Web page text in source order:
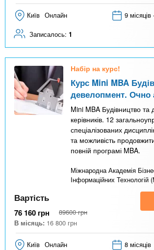
Київ Онлайн 9
Записалось: 1
Набір на курс!
Курс Mini MBA
девелопмент. Очно
Mini MBA Будівництво
керівників. 12
спеціалізованих
та можливість
повній програмі MBA.
Міжнародна Академія
Інформаційних Технологій
Вартість
76 160 грн 89600 грн
В місяць: 16 800 грн
Київ Онлайн 8 місяців